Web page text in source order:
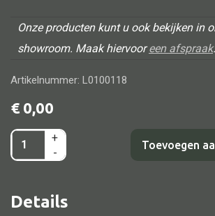
Eetkamer stoel
Barstoel
Kinderstoel
Kruk
Stoel overig
Onze producten kunt u ook bekijken in
showroom. Maak hiervooreen afspraak.
Artikelnummer: L0100118
€ 0,00
Kap
grof
GF
+
-
Toevoegen
Details